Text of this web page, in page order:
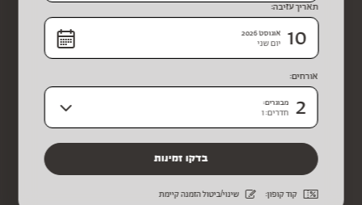
תאריך עזיבה:
10 אוגוסט 2026
יום שני
אורחים:
2 מבוגרים:
חדרים: 1
קוד קופון: שינוי/ביטול הזמנה קיימת